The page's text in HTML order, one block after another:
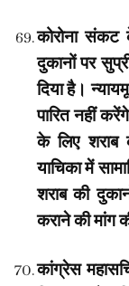
कोरोना
दुकानों पर
दिया है।
पारित नहीं
के लिए शराब
याचिका में
शराब की
कराने की मांग
कांग्रेस